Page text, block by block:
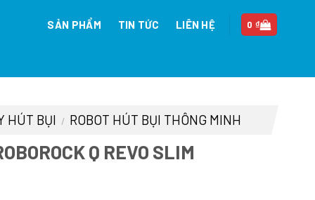
SẢN PHẨM TIN TỨC LIÊN HỆ 0₫
HÚT BỤI / ROBOT HÚT BỤI THÔNG MINH
Q REVO SLIM